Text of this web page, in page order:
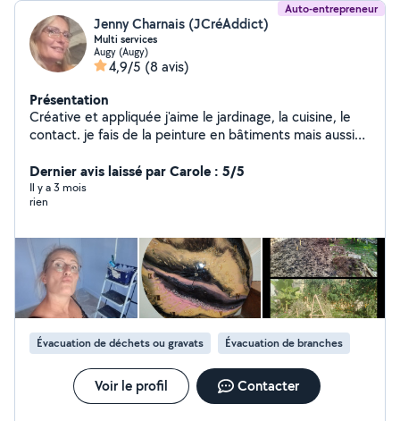
Auto-entrepreneur
Jenny Charnais (JCréAddict)
Multi services
Augy (Augy)
4,9/5 (8 avis)
Présentation
Créative et appliquée j'aime le jardinage, la cuisine, le
contact. je fais de la peinture en bâtiments mais aussi
me rendre disponible aussi pour du ménage...
Dernier avis laissé par Carole : 5/5
Il y a 3 mois
rien
Évacuation de déchets ou gravats Évacuation de branches
Voir le profil Contacter